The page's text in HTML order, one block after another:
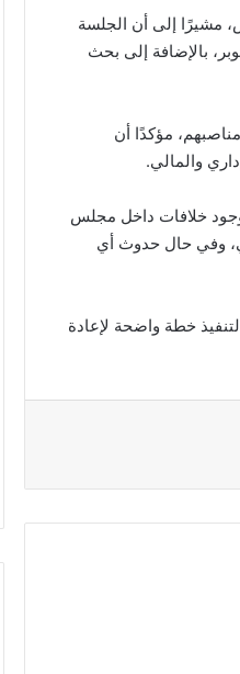
مشيرًا إلى أن الجلسة
بالإضافة إلى بحث
مؤكدًا أن
والمالي.
خلافات داخل مجلس
وفي حال حدوث أي
خطة واضحة لإعادة